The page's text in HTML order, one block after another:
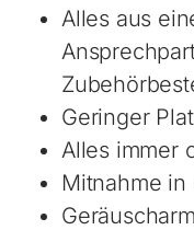
Alles aus
Geringer
Alles immer
Mitnahme
Geräuscharm